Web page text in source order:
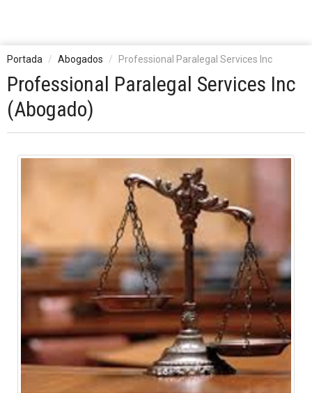
Portada Abogados Professional Paralegal Services Inc
Professional Paralegal Services Inc
(Abogado)